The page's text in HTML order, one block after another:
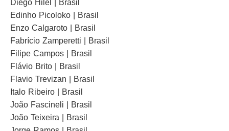
Diego Hilel | Brasil
Edinho Picoloko | Brasil
Enzo Calgaroto | Brasil
Fabrício Zamperetti | Brasil
Filipe Campos | Brasil
Flávio Brito | Brasil
Flavio Trevizan | Brasil
Italo Ribeiro | Brasil
João Fascineli | Brasil
João Teixeira | Brasil